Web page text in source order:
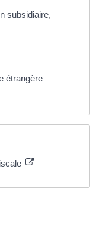
subsidiaire,
étrangère